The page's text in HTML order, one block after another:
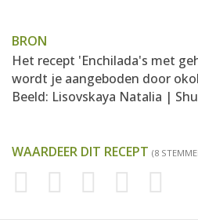
BRON
Het recept 'Enchilada's met
wordt je aangeboden door
Beeld: Lisovskaya Natalia |
WAARDEER DIT RECEPT (8